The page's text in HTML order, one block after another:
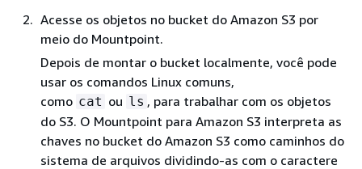
Acesse os objetos no bucket do Amazon S3 por
meio do Mountpoint.
Depois de montar o bucket localmente, você pode
usar os comandos Linux comuns,
como cat ou ls , para trabalhar com os objetos
do S3. O Mountpoint para Amazon S3 interpreta as
chaves no bucket do Amazon S3 como caminhos do
sistema de arquivos dividindo-as com o caractere